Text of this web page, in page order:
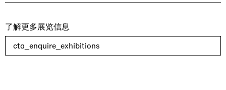
了解更多展览信息
cta_enquire_exhibitions